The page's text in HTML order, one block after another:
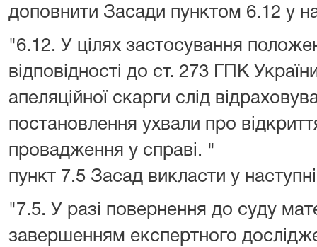
доповнити Засади пунктом 6.12 у
"6.12. У цілях застосування
відповідності до ст. 273 ГПК
апеляційної скарги слід
постановлення ухвали про
провадження у справі. "
пункт 7.5 Засад викласти у
"7.5. У разі повернення до суду
завершенням експертного